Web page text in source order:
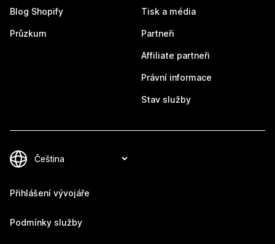
Blog Shopify
Průzkum
Tisk a média
Partneři
Affiliate partneři
Právní informace
Stav služby
Přihlášení vývojáře
Podmínky služby